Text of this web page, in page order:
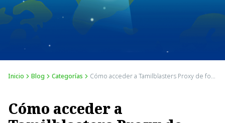
Inicio Blog Categorías Cómo acceder a Tamilblasters Proxy de forma segura
Cómo acceder a